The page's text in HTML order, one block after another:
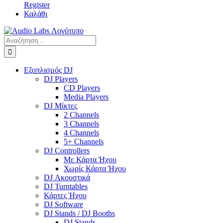
Register
Καλάθι
Αναζήτηση
για:
Εξοπλισμός DJ
DJ Players
CD Players
Media Players
DJ Μίκτες
2 Channels
3 Channels
4 Channels
5+ Channels
DJ Controllers
Με Κάρτα Ήχου
Χωρίς Κάρτα Ήχου
DJ Ακουστικά
DJ Turntables
Κάρτες Ήχου
DJ Software
DJ Stands / DJ Booths